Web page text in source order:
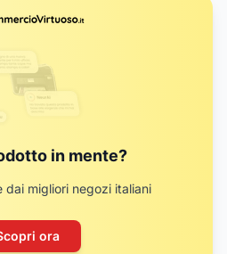
in mente?
dai migliori negozi italiani
ora